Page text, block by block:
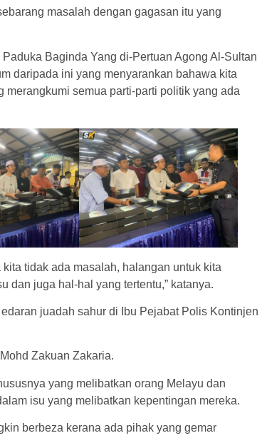
masalah dengan gagasan itu yang
Baginda Yang di-Pertuan Agong Al-Sultan
daripada ini yang menyarankan bahawa kita
semua parti-parti politik yang ada
tidak ada masalah, halangan untuk kita
dan juga hal-hal yang tertentu,” katanya.
juadah sahur di Ibu Pejabat Polis Kontinjen
Zakuan Zakaria.
yang melibatkan orang Melayu dan
isu yang melibatkan kepentingan mereka.
berbeza kerana ada pihak yang gemar